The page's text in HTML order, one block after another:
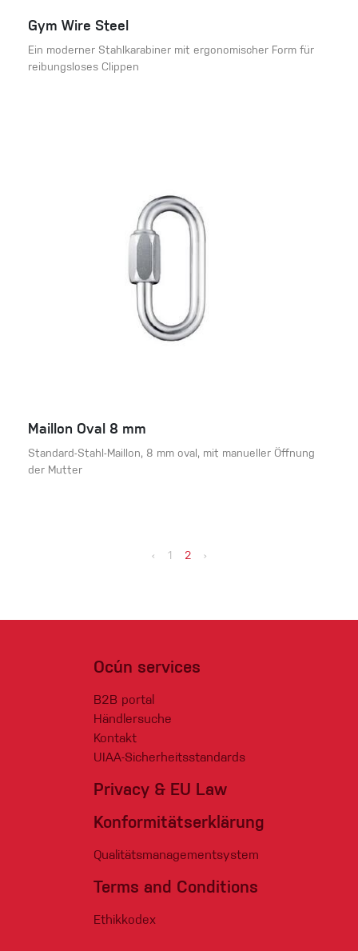
Gym Wire Steel
Ein moderner Stahlkarabiner mit ergonomischer Form für
reibungsloses Clippen
Maillon Oval 8 mm
Standard-Stahl-Maillon, 8 mm oval, mit manueller Öffnung
der Mutter
‹ 1 2 ›
Ocún services
B2B portal
Händlersuche
Kontakt
UIAA-Sicherheitsstandards
Privacy & EU Law
Konformitätserklärung
Qualitätsmanagementsystem
Terms and Conditions
Ethikkodex